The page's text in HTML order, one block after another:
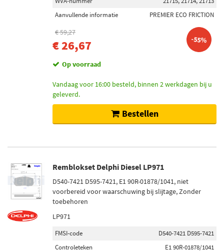
Aanvullende informatie
PREMIER ECO FRICTION
€ 59,27
€ 26,67 -55%
Op voorraad
Vandaag voor 16:00 besteld, binnen 2 werkdagen bij u
geleverd.
Bestellen
Remblokset Delphi Diesel LP971
D540-7421 D595-7421, E1 90R-01878/1041, niet
voorbereid voor waarschuwing bij slijtage, Zonder
toebehoren
LP971
FMSI-code
D540-7421 D595-7421
Controleteken
E1 90R-01878/1041